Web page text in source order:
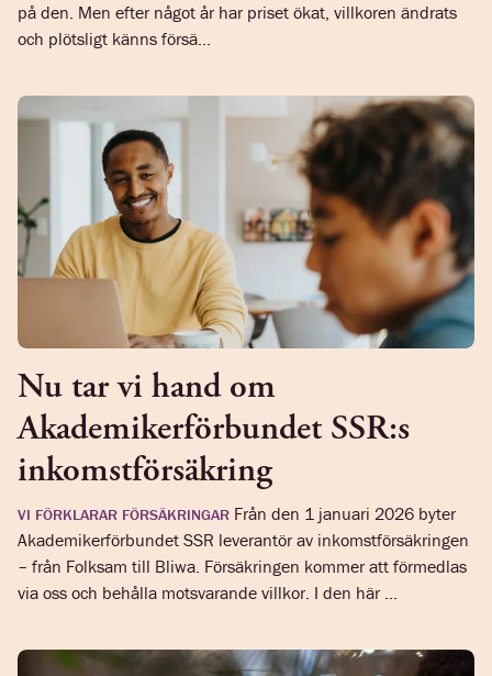
på den. Men efter något år har priset ökat, villkoren ändrats
och plötsligt känns försä...
Nu tar vi hand om
Akademikerförbundet SSR:s
inkomstförsäkring
VI FÖRKLARAR FÖRSÄKRINGAR Från den 1 januari 2026 byter
Akademikerförbundet SSR leverantör av inkomstförsäkringen
– från Folksam till Bliwa. Försäkringen kommer att förmedlas
via oss och behålla motsvarande villkor. I den här ...